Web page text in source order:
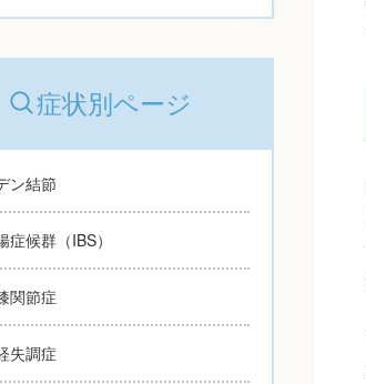
症状別ページ
ン結節
症候群（IBS）
関節症
失調症